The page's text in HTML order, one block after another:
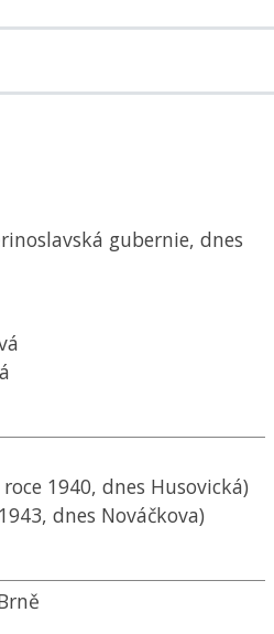
gubernie, dnes
1940, dnes Husovická)
dnes Nováčkova)